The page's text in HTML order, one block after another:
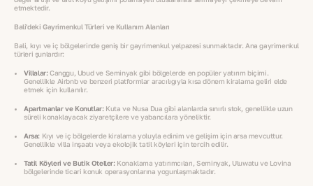
etmektedir.
Bali'deki Gayrimenkul Türleri ve Kullanım Alanları
Bali, kıyı ve iç bölgelerinde geniş bir gayrimenkul yelpazesi sunmaktadır. Ana gayrimenkul
türleri şunlardır:
Villalar:Canggu, Ubud ve Seminyak gibi bölgelerde en popüler yatırım biçimi.
Genellikle Airbnb ve benzeri platformlar aracılığıyla kısa dönem kiralama geliri elde
etmek için kullanılır.
Apartmanlar ve Konutlar:Kuta ve Nusa Dua gibi alanlarda sınırlı stok, genellikle uzun
süreli konaklayacak ziyaretçilere ve yabancılara yöneliktir.
Arsa: Kıyı ve iç bölgelerde kiralama yoluyla edinim ve gelişim için arsa mevcuttur.
Genellikle villa inşaatı veya ekolojik tatil köyleri için tercih edilir.
Tatil Köyleri ve Butik Oteller:Konaklama yatırımcıları, Seminyak, Uluwatu ve Lovina
bölgelerinde ticari konuk operasyonlarına yoğunlaşmaktadır.